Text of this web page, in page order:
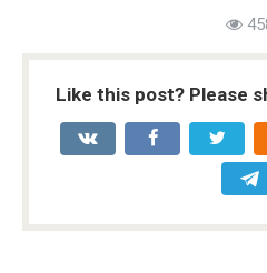
Like this post? Please